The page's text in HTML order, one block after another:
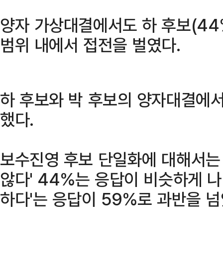
양자 가상대결에서도 하 후보
범위 내에서 접전을 벌였다.
하 후보와 박 후보의 양자대결
했다.
보수진영 후보 단일화에 대해서
않다' 44%는 응답이 비슷하게
하다'는 응답이 59%로 과반을